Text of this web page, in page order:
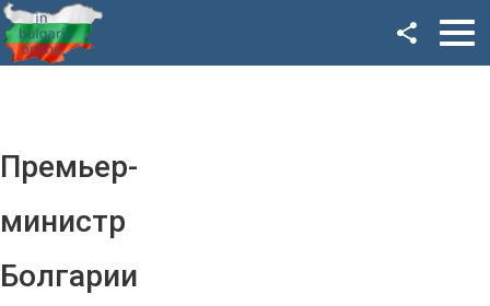
Премьер-
министр
Болгарии